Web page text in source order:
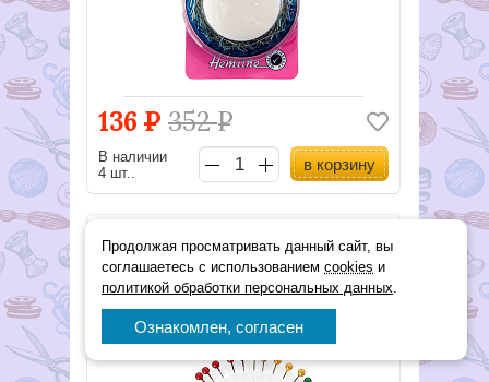
136 Р 352Р
В наличии
4 шт..
в корзину
Иглы для закалывания
"ромашка" 40 шт ш10
Арт. P-040 подробнее
Продолжая просматривать данный сайт, вы
соглашаетесь с использованием cookies и
политикой обработки персональных данных.
Ознакомлен, согласен